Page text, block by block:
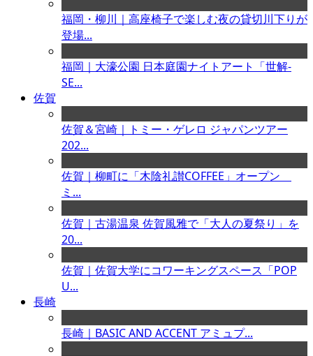
福岡・柳川｜高座椅子で楽しむ夜の貸切川下りが
登場...
福岡｜大濠公園 日本庭園ナイトアート「世解-
SE...
佐賀
佐賀＆宮崎｜トミー・ゲレロ ジャパンツアー
202...
佐賀｜柳町に「木陰礼讃COFFEE」オープン
ミ...
佐賀｜古湯温泉 佐賀風雅で「大人の夏祭り」を
20...
佐賀｜佐賀大学にコワーキングスペース「POP
U...
長崎
長崎｜BASIC AND ACCENT アミュプ...